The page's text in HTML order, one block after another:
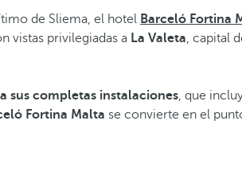
de Sliema, el hotel Barceló Fortina
vistas privilegiadas a La Valeta, capital
sus completas instalaciones, que
Fortina Malta se convierte en el